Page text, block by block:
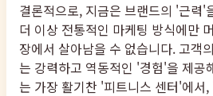
결론적으로, 지금은 브랜드의 '근력'
더 이상 전통적인 마케팅 방식에만
장에서 살아남을 수 없습니다. 고객
는 강력하고 역동적인 '경험'을 제공
는 가장 활기찬 '피트니스 센터'에서,